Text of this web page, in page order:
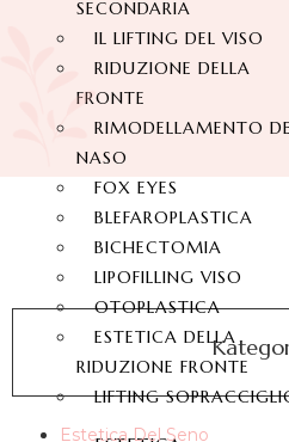
SECONDARIA
IL LIFTING DEL VISO
RIDUZIONE DELLA
FRONTE
RIMODELLAMENTO
NASO
FOX EYES
BLEFAROPLASTICA
BICHECTOMIA
LIPOFILLING VISO
OTOPLASTICA
ESTETICA DELLA
RIDUZIONE FRONTE
LIFTING
Estetica Del Seno